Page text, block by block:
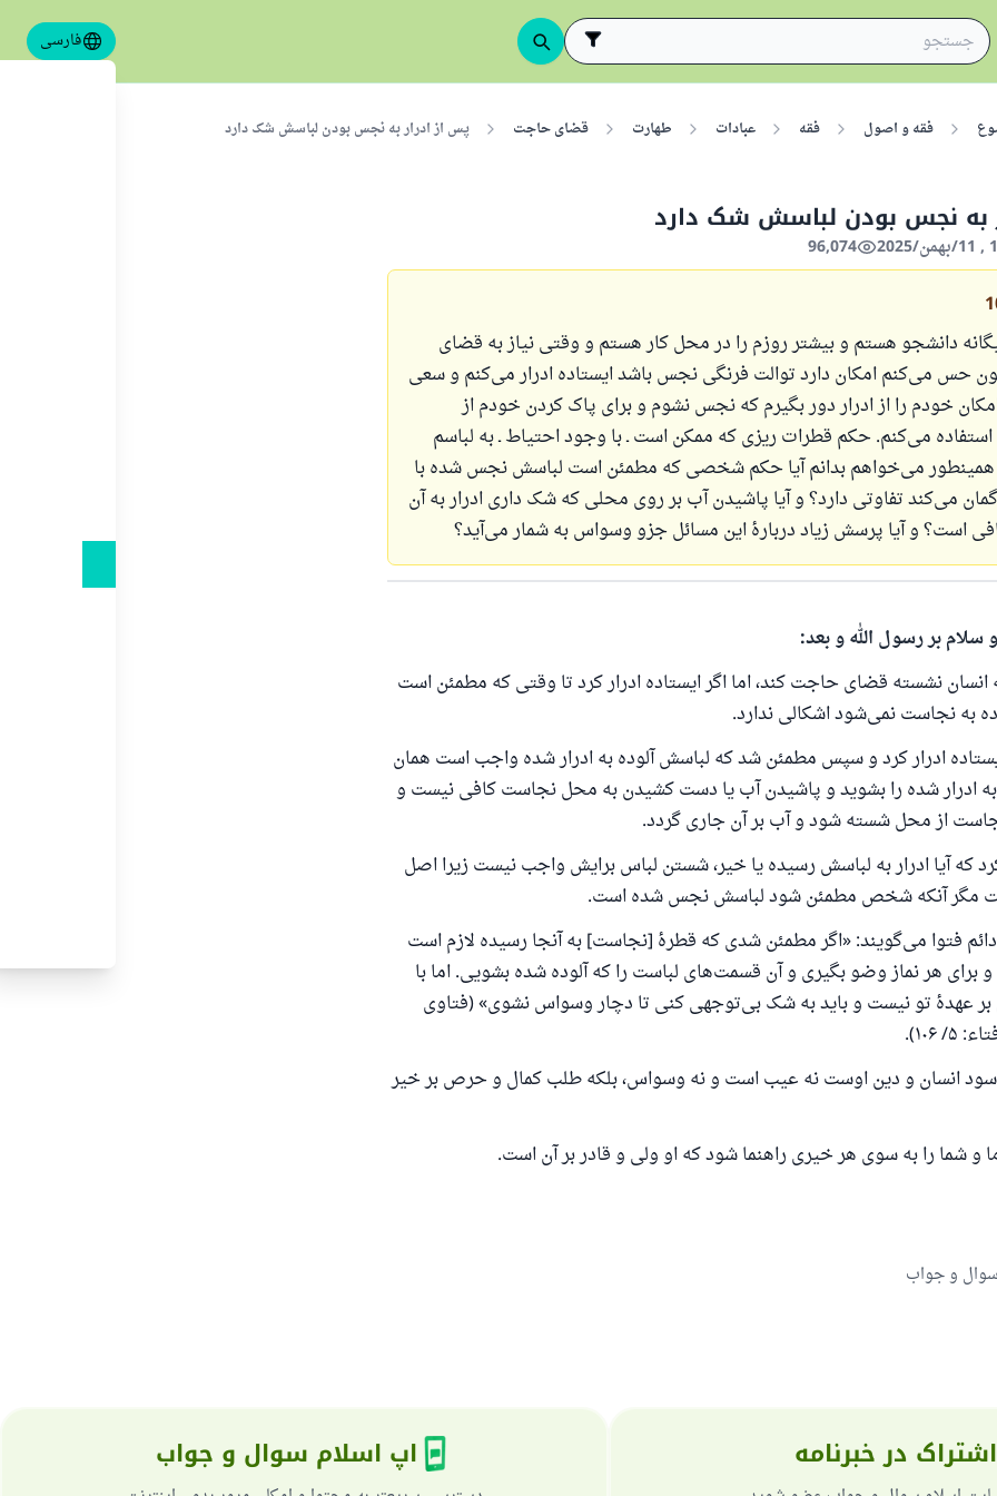
فارسی
فقه و اصول فقه عبادات طهارت قضای حاجت پس از ادرار به نجس بودن لباسش شک دارد
به نجس بودن لباسش شک دارد
96,074
دانشجو هستم و بیشتر روزم را در محل کار هستم و وقتی نیاز به قضای
حس می‌کنم امکان دارد توالت فرنگی نجس باشد ایستاده ادرار می‌کنم و سعی
خودم را از ادرار دور بگیرم که نجس نشوم و برای پاک کردن خودم از
استفاده می‌کنم. حکم قطرات ریزی که ممکن است ـ با وجود احتیاط ـ به لباسم
همینطور می‌خواهم بدانم آیا حکم شخصی که مطمئن است لباسش نجس شده با
می‌کند تفاوتی دارد؟ و آیا پاشیدن آب بر روی محلی که شک داری ادرار به آن
است؟ و آیا پرسش زیاد دربارهٔ این مسائل جزو وسواس به شمار می‌آید؟
و سلام بر رسول الله و بعد:
انسان نشسته قضای حاجت کند، اما اگر ایستاده ادرار کرد تا وقتی که مطمئن است
به نجاست نمی‌شود اشکالی ندارد.
ادرار کرد و سپس مطمئن شد که لباسش آلوده به ادرار شده واجب است همان
به ادرار شده را بشوید و پاشیدن آب یا دست کشیدن به محل نجاست کافی نیست و
از محل شسته شود و آب بر آن جاری گردد.
که آیا ادرار به لباسش رسیده یا خیر، شستن لباس برایش واجب نیست زیرا اصل
است مگر آنکه شخص مطمئن شود لباسش نجس شده است.
فتوا می‌گویند: «اگر مطمئن شدی که قطرهٔ [نجاست] به آنجا رسیده لازم است
برای هر نماز وضو بگیری و آن قسمت‌های لباست را که آلودهشده بشویی. اما با
عهدهٔ تو نیست و باید به شک بی‌توجهی کنی تا دچار وسواس نشوی» (فتاوی
۱۰۶).
سود انسان و دین اوست نه عیب است و نه وسواس، بلکه طلب کمال و حرص بر خیر
ما و شما را به سوی هر خیری راهنما شود که او ولی و قادر بر آن است.
و جواب
اشتراک در خبرنامه اپ اسلام سوال و جواب
یک زندگی زناشویی را نجات داد.
تا پاسخ، کمک مالی شما «اسلام سوال و جواب» را یاری می‌دهد.
به سوی خیری راهنمایی کند مانند پاداش انجام دهنده‌اش را خواهد
داشت
(مسلم: ۱۸۹۳)
همکاری